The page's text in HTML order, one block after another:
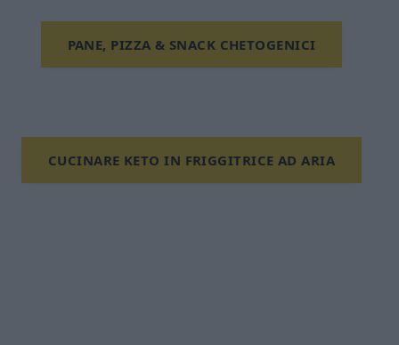
PANE, PIZZA & SNACK CHETOGENICI
CUCINARE KETO IN FRIGGITRICE AD ARIA